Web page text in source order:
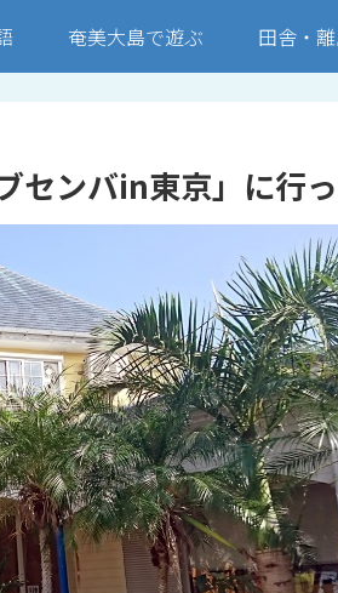
奄美大島で遊ぶ 田舎・
センバin東京」に行